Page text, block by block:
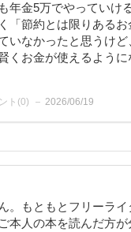
年金5万でやっていけ
「節約とは限りある
いなかったと思うけ
くお金が使えるよう
ト(0) 2026/06/19
。もともとフリーラ
本人の本を読んだ方